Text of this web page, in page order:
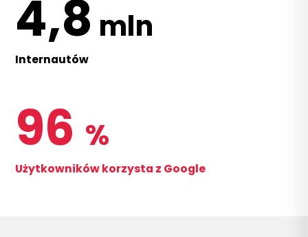
4,8 mln
Internautów
96 %
Użytkowników korzysta z Google